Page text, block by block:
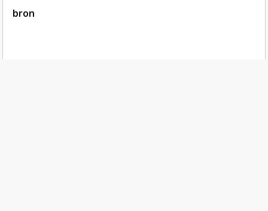
bron